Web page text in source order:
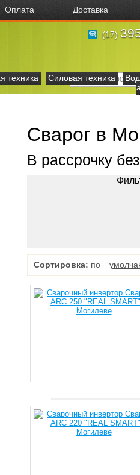
Оплата Доставка
(17)
техника Силовая техника
Сварог в
В рассрочку
Сортировка: по